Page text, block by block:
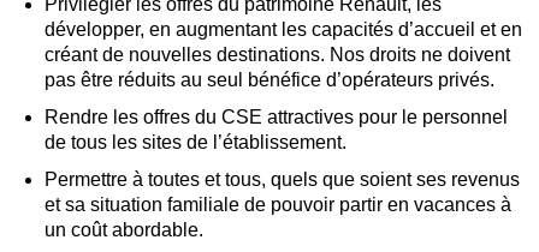
Privilégier les offres du patrimoine Renault, les
développer, en augmentant les capacités d’accueil et en
créant de nouvelles destinations. Nos droits ne doivent
pas être réduits au seul bénéfice d’opérateurs privés.
Rendre les offres du CSE attractives pour le personnel
de tous les sites de l’établissement.
Permettre à toutes et tous, quels que soient ses revenus
et sa situation familiale de pouvoir partir en vacances à
un coût abordable.